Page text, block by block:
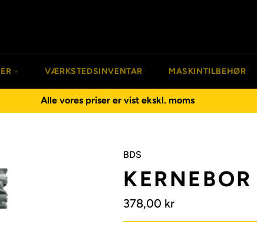
VÆRKSTEDSINVENTAR MASKINTILBEHØR
Alle vores priser er vist ekskl. moms
BDS
Normalpris
378,00 kr